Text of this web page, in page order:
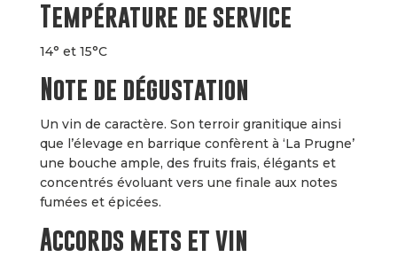
Température de service
14° et 15°C
Note de dégustation
Un vin de caractère. Son terroir granitique ainsi
que l’élevage en barrique confèrent à ‘La Prugne’
une bouche ample, des fruits frais, élégants et
concentrés évoluant vers une finale aux notes
fumées et épicées.
Accords mets et vin